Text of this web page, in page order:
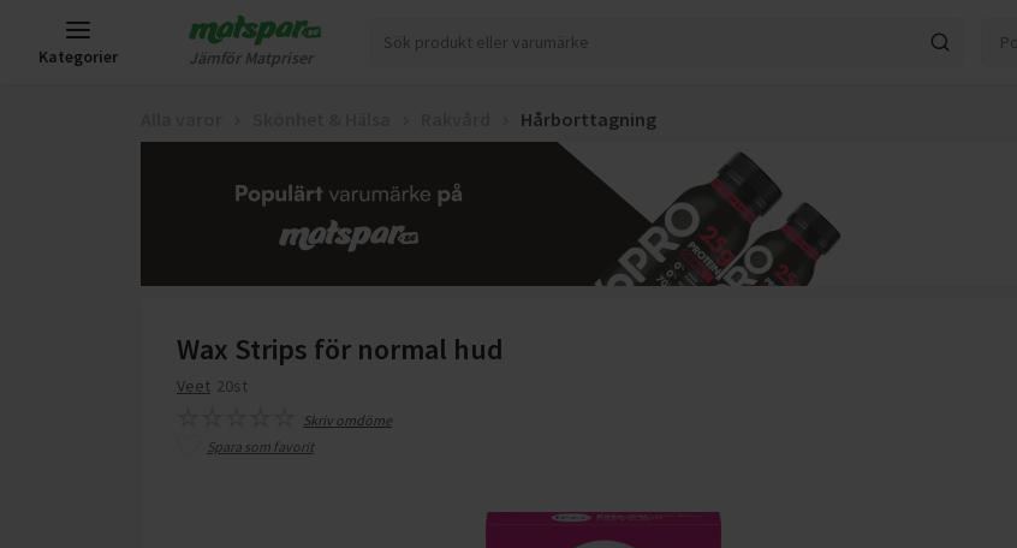
Kategorier Jämför Matpriser
Hårborttagning
Wax Strips för normal hud
Veet 20st
Skriv omdöme
Spara som favorit